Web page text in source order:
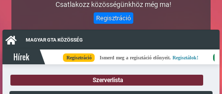
Csatlakozz közösségünkhöz még ma!
Regisztráció
MAGYAR GTA KÖZÖSSÉG
Hírek Regisztráció Ismerd meg a regisztáció előnyeit.Regisztálok! Kész
Szerverlista